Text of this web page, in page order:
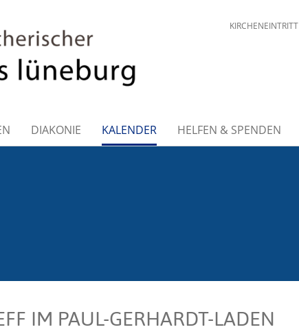
KIRCHENEINTRITT
DIAKONIE KALENDER HELFEN & SPENDEN
IM PAUL-GERHARDT-LADEN